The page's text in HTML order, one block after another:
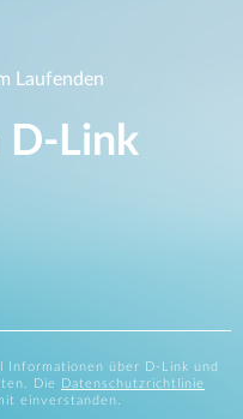
Laufenden
D‑Link
Informationen über D-Link und
Die
Datenschutzrichtlinie
einverstanden.